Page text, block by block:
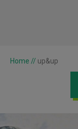
Home // up&up